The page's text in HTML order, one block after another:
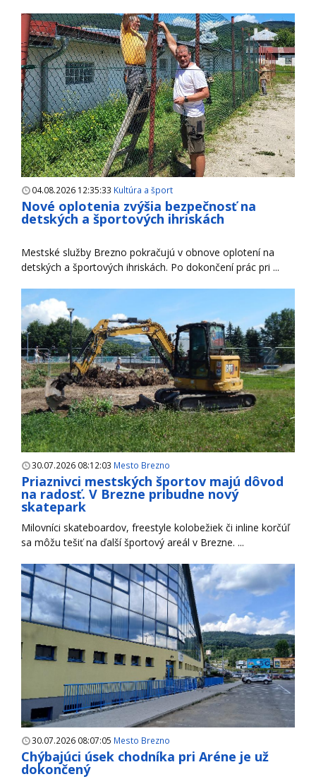
04.08.2026 12:35:33 Kultúra a šport
Nové oplotenia zvýšia bezpečnosť na
detských a športových ihriskách
Mestské služby Brezno pokračujú v obnove oplotení na
detských a športových ihriskách. Po dokončení prác pri ...
30.07.2026 08:12:03 Mesto Brezno
Priaznivci mestských športov majú dôvod
na radosť. V Brezne pribudne nový
skatepark
Milovníci skateboardov, freestyle kolobežiek či inline korčúľ
sa môžu tešiť na ďalší športový areál v Brezne. ...
30.07.2026 08:07:05 Mesto Brezno
Chýbajúci úsek chodníka pri Aréne je už
dokončený